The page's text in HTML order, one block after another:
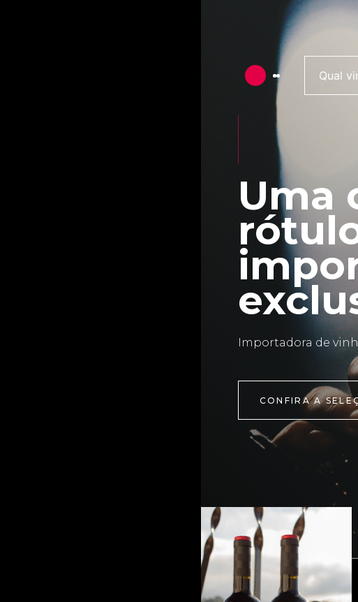
Uma
Importadora de
CONFIRA A